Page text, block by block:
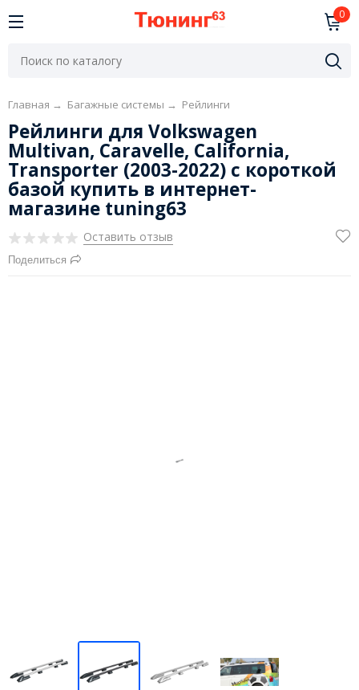
0
Главная → Багажные системы → Рейлинги
Рейлинги для Volkswagen
Multivan, Caravelle, California,
Transporter (2003-2022) с короткой
базой купить в интернет-
магазине tuning63
Оставить отзыв
Поделиться